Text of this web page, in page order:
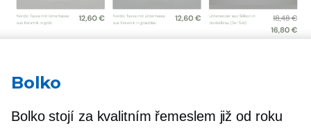
Bolko
Bolko stojí za kvalitním řemeslem již od roku